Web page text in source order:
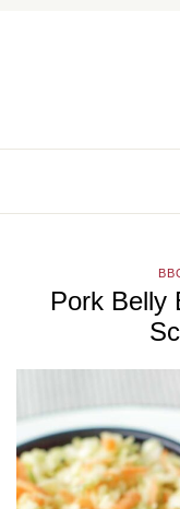
Pork Belly